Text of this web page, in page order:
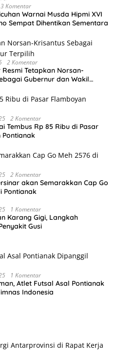
3 Komentar
Warnai Musda Hipmi XVI
Sempat Dihentikan Sementara
2 Komentar
Resmi Tetapkan Norsan-
Gubernur dan Wakil
2 Komentar
Tembus Rp 85 Ribu di Pasar
Pontianak
2 Komentar
akan Semarakkan Cap Go
Pontianak
1 Komentar
Karang Gigi, Langkah
Gusi
1 Komentar
Atlet Futsal Asal Pontianak
Indonesia